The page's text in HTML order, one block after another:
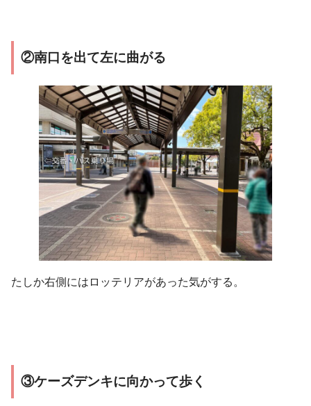
②南口を出て左に曲がる
たしか右側にはロッテリアがあった気がする。
③ケーズデンキに向かって歩く